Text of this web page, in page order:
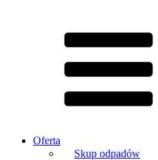
Oferta
Skup odpadów